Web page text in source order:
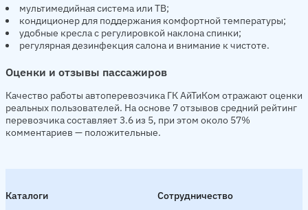
мультимедийная система или ТВ;
кондиционер для поддержания комфортной температуры;
удобные кресла с регулировкой наклона спинки;
регулярная дезинфекция салона и внимание к чистоте.
Оценки и отзывы пассажиров
Качество работы автоперевозчика ГК АйТиКом отражают оценки
реальных пользователей. На основе 7 отзывов средний рейтинг
перевозчика составляет 3.6 из 5, при этом около 57%
комментариев — положительные.
Каталоги
Сотрудничество